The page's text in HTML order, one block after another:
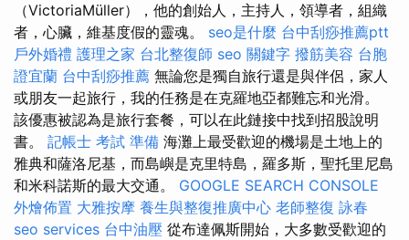
（VictoriaMüller），他的創始人，主持人，領導者，組織
者，心臟，維基度假的靈魂。 seo是什麼 台中刮痧推薦ptt
戶外婚禮 護理之家 台北整復師 seo 關鍵字 撥筋美容 台胞
證宜蘭 台中刮痧推薦 無論您是獨自旅行還是與伴侶，家人
或朋友一起旅行，我的任務是在克羅地亞都難忘和光滑。
該優惠被認為是旅行套餐，可以在此鏈接中找到招股說明
書。 記帳士 考試 準備 海灘上最受歡迎的機場是土地上的
雅典和薩洛尼基，而島嶼是克里特島，羅多斯，聖托里尼島
和米科諾斯的最大交通。 GOOGLE SEARCH CONSOLE
外燴佈置 大雅按摩 養生與整復推廣中心 老師整復 詠春
seo services 台中油壓 從布達佩斯開始，大多數受歡迎的